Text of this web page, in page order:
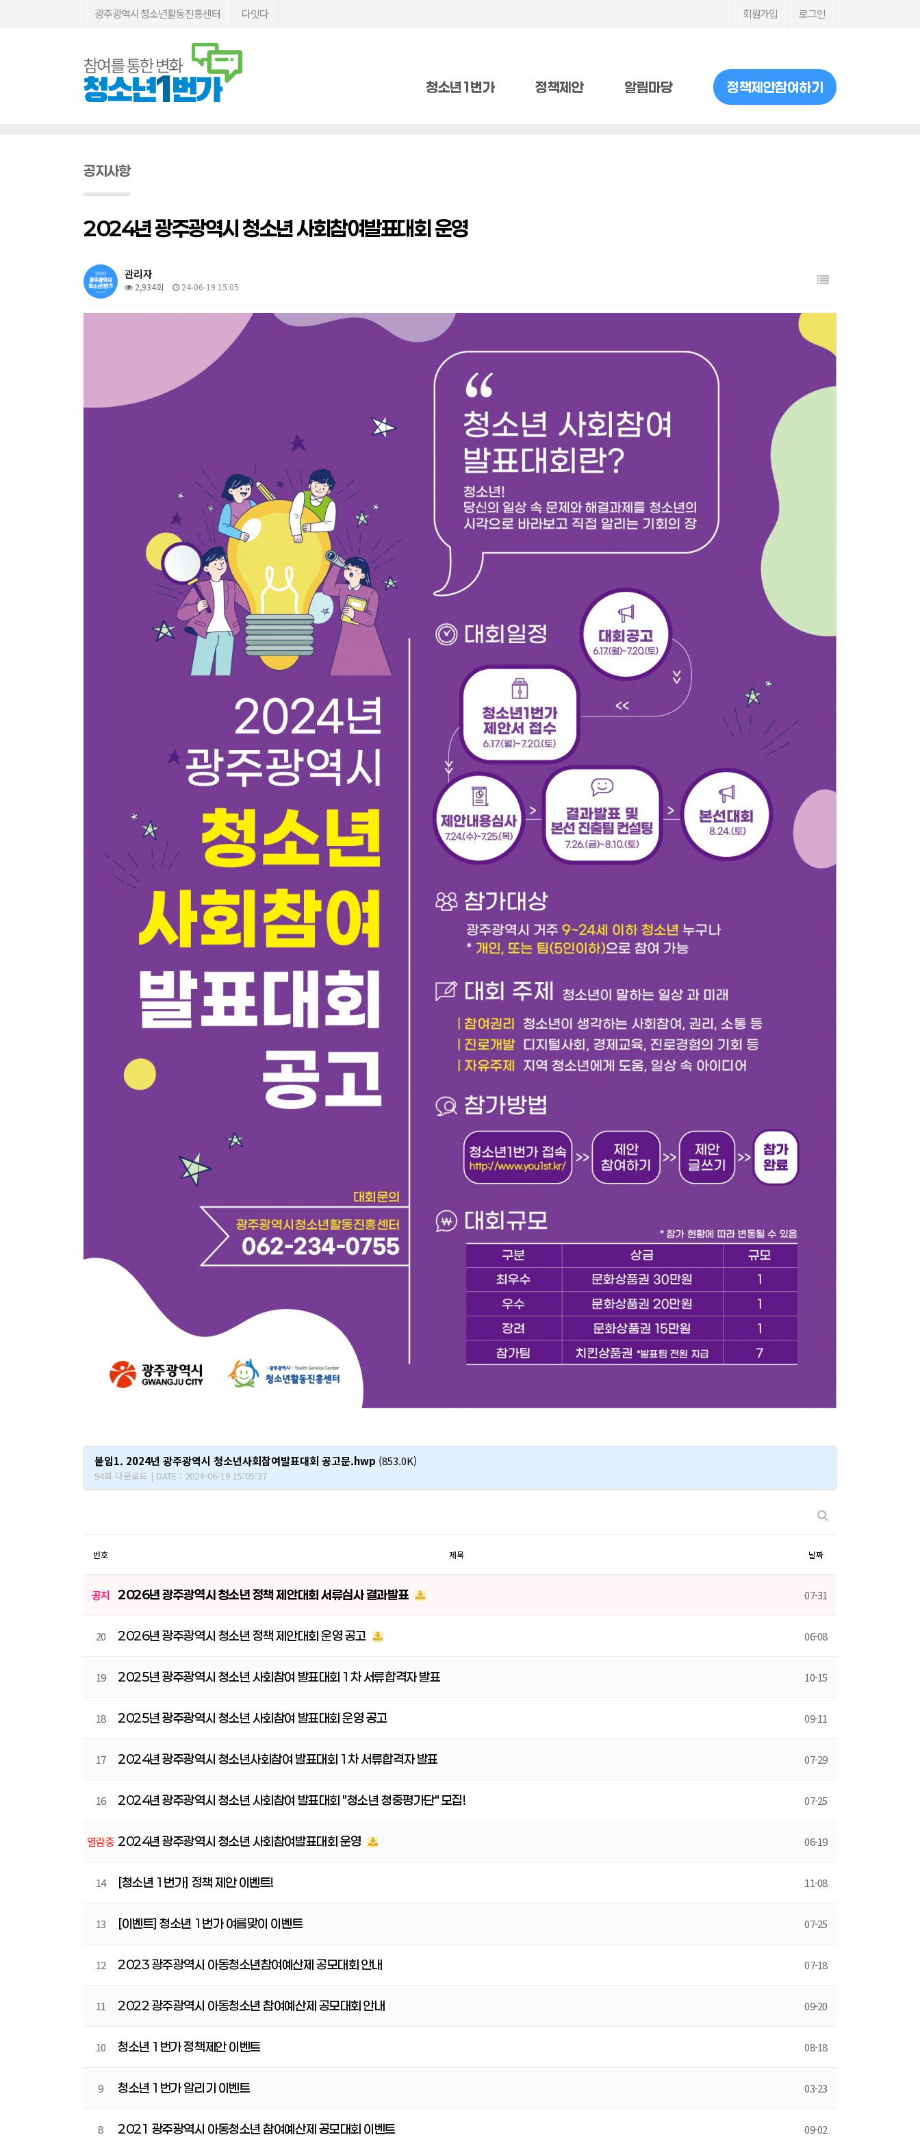
광주광역시 청소년활동진흥센터 다잇다 회원가입 로그인
청소년1번가 정책제안 알림마당 정책제안참여하기
공지사항
2024년 광주광역시 청소년 사회참여발표대회 운영
관리자
2,934회 24-06-19 15:05
붙임1. 2024년 광주광역시 청소년사회참여발표대회 공고문.hwp (853.0K)
94회 다운로드 | DATE : 2024-06-19 15:05:37
번호 제목 날짜
공지 2026년 광주광역시 청소년 정책 제안대회 서류심사 결과발표 07-31
20 2026년 광주광역시 청소년 정책 제안대회 운영 공고 06-08
19 2025년 광주광역시 청소년 사회참여 발표대회 1차 서류합격자 발표 10-15
18 2025년 광주광역시 청소년 사회참여 발표대회 운영 공고 09-11
17 2024년 광주광역시 청소년사회참여 발표대회 1차 서류합격자 발표 07-29
16 2024년 광주광역시 청소년 사회참여 발표대회 "청소년 청중평가단" 모집! 07-25
열람중 2024년 광주광역시 청소년 사회참여발표대회 운영 06-19
14 [청소년 1번가] 정책 제안 이벤트! 11-08
13 [이벤트] 청소년 1번가 여름맞이 이벤트 07-25
12 2023 광주광역시 아동청소년참여예산제 공모대회 안내 07-18
11 2022 광주광역시 아동청소년 참여예산제 공모대회 안내 09-20
10 청소년 1번가 정책제안 이벤트 08-18
9 청소년 1번가 알리기 이벤트 03-23
8 2021 광주광역시 아동청소년 참여예산제 공모대회 이벤트 09-02